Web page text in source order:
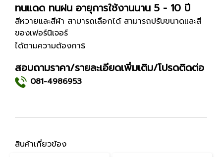
ทนแดด ทนฝน อายุการใช้งานนาน 5 - 10 ปี
สีหวายและสีผ้า สามารถเลือกได้ สามารถปรับขนาดและสี
ของเฟอร์นิเจอร์
ได้ตามความต้องการ
สอบถามราคา/รายละเอียดเพิ่มเติม/โปรดติดต่อ
081-4986953
สินค้าเกี่ยวข้อง